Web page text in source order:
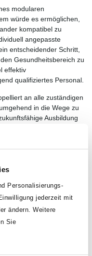
Personalisierungs-
jederzeit mit
ändern. Weitere
Sie
modularen
würde es ermöglichen,
kompatibel zu
angepasste
entscheidender Schritt,
Gesundheitsbereich zu
effektiv
qualifiziertes Personal.
an alle zuständigen
in die Wege zu
Ausbildung